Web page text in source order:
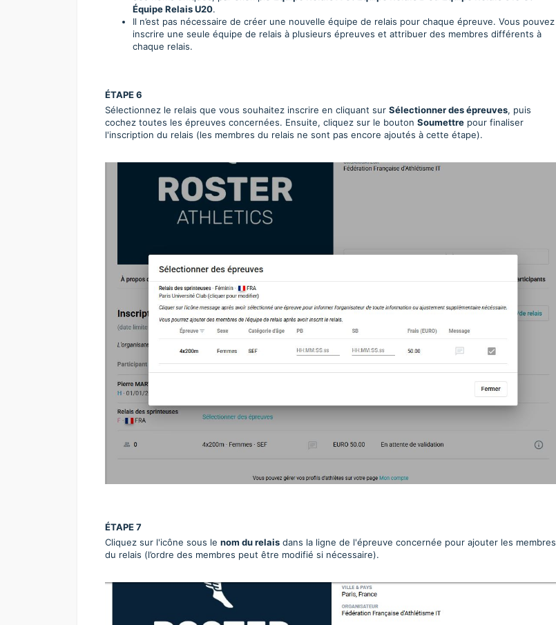
Équipe Relais U20.
Il n’est pas nécessaire de créer une nouvelle équipe de relais pour chaque épreuve. Vous pouvez
inscrire une seule équipe de relais à plusieurs épreuves et attribuer des membres différents à
chaque relais.
ÉTAPE 6
Sélectionnez le relais que vous souhaitez inscrire en cliquant sur Sélectionner des épreuves, puis
cochez toutes les épreuves concernées. Ensuite, cliquez sur le bouton Soumettre pour finaliser
l'inscription du relais (les membres du relais ne sont pas encore ajoutés à cette étape).
ÉTAPE 7
Cliquez sur l'icône sous le nom du relais dans la ligne de l'épreuve concernée pour ajouter les membres
du relais (l’ordre des membres peut être modifié si nécessaire).